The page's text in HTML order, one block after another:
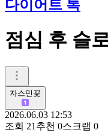
다이어트 톡
점심 후 슬
자스민꽃
2026.06.03 12:53
조회 21 추천 0스크랩 0